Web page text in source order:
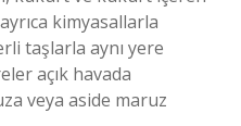
kimyasallarla
taşlarla aynı yere
açık havada
veya aside maruz